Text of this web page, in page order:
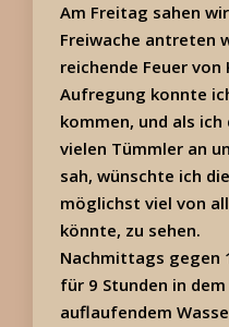
Am Freitag sahen
Freiwache antreten
reichende Feuer von
Aufregung konnte
kommen, und als
vielen Tümmler an
sah, wünschte ich
möglichst viel von
könnte, zu sehen.
Nachmittags gegen
für 9 Stunden in
auflaufendem